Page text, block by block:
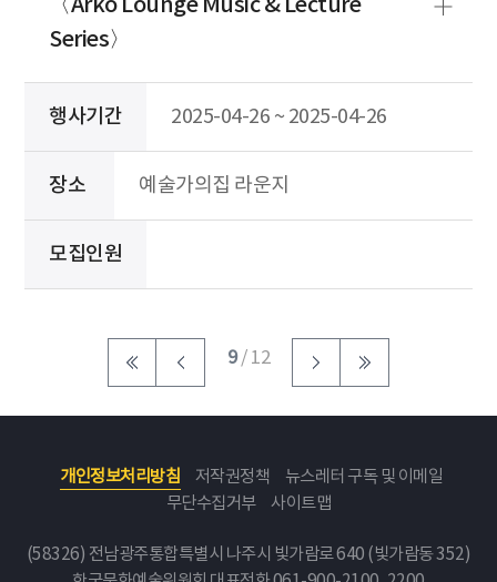
〈Arko Lounge Music & Lecture
Series〉
행사기간 2025-04-26 ~ 2025-04-26
장소 예술가의집 라운지
모집인원
9/ 12
개인정보처리방침 저작권정책
뉴스레터 구독 및 이메일
무단수집거부
사이트맵
(58326) 전남광주통합특별시 나주시 빛가람로 640 (빛가람동 352)